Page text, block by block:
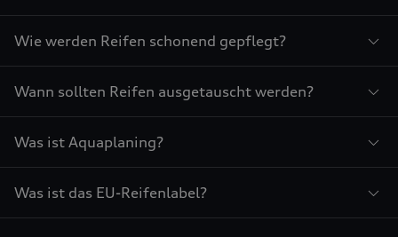
Wie werden Reifen schonend gepflegt?
Wann sollten Reifen ausgetauscht werden?
Was ist Aquaplaning?
Was ist das EU-Reifenlabel?